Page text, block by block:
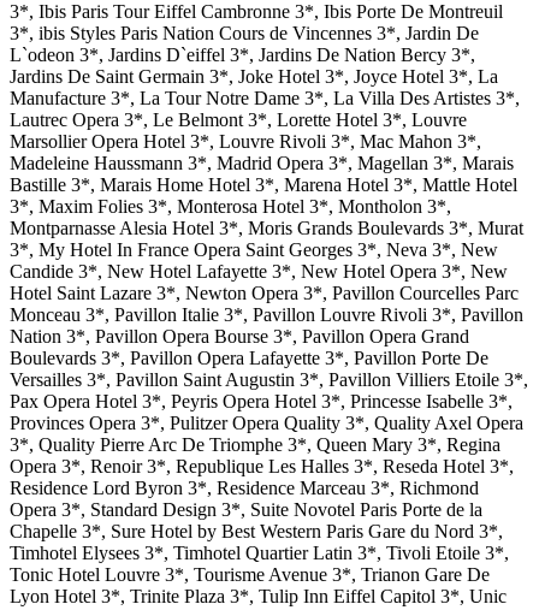
3*, Ibis Paris Tour Eiffel Cambronne 3*, Ibis Porte De Montreuil
3*, ibis Styles Paris Nation Cours de Vincennes 3*, Jardin De
L`odeon 3*, Jardins D`eiffel 3*, Jardins De Nation Bercy 3*,
Jardins De Saint Germain 3*, Joke Hotel 3*, Joyce Hotel 3*, La
Manufacture 3*, La Tour Notre Dame 3*, La Villa Des Artistes 3*,
Lautrec Opera 3*, Le Belmont 3*, Lorette Hotel 3*, Louvre
Marsollier Opera Hotel 3*, Louvre Rivoli 3*, Mac Mahon 3*,
Madeleine Haussmann 3*, Madrid Opera 3*, Magellan 3*, Marais
Bastille 3*, Marais Home Hotel 3*, Marena Hotel 3*, Mattle Hotel
3*, Maxim Folies 3*, Monterosa Hotel 3*, Montholon 3*,
Montparnasse Alesia Hotel 3*, Moris Grands Boulevards 3*, Murat
3*, My Hotel In France Opera Saint Georges 3*, Neva 3*, New
Candide 3*, New Hotel Lafayette 3*, New Hotel Opera 3*, New
Hotel Saint Lazare 3*, Newton Opera 3*, Pavillon Courcelles Parc
Monceau 3*, Pavillon Italie 3*, Pavillon Louvre Rivoli 3*, Pavillon
Nation 3*, Pavillon Opera Bourse 3*, Pavillon Opera Grand
Boulevards 3*, Pavillon Opera Lafayette 3*, Pavillon Porte De
Versailles 3*, Pavillon Saint Augustin 3*, Pavillon Villiers Etoile 3*,
Pax Opera Hotel 3*, Peyris Opera Hotel 3*, Princesse Isabelle 3*,
Provinces Opera 3*, Pulitzer Opera Quality 3*, Quality Axel Opera
3*, Quality Pierre Arc De Triomphe 3*, Queen Mary 3*, Regina
Opera 3*, Renoir 3*, Republique Les Halles 3*, Reseda Hotel 3*,
Residence Lord Byron 3*, Residence Marceau 3*, Richmond
Opera 3*, Standard Design 3*, Suite Novotel Paris Porte de la
Chapelle 3*, Sure Hotel by Best Western Paris Gare du Nord 3*,
Timhotel Elysees 3*, Timhotel Quartier Latin 3*, Tivoli Etoile 3*,
Tonic Hotel Louvre 3*, Tourisme Avenue 3*, Trianon Gare De
Lyon Hotel 3*, Trinite Plaza 3*, Tulip Inn Eiffel Capitol 3*, Unic